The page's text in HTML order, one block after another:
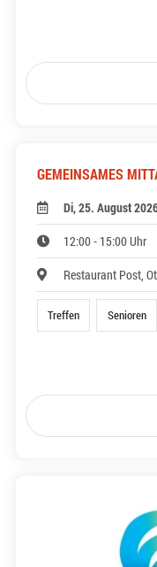
GEMEINSAMES
Di, 25. August
12:00 - 15:00 Uhr
Restaurant Post,
Treffen Senioren